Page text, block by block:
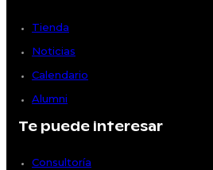
Tienda
Noticias
Calendario
Alumni
Te puede interesar
Consultoría